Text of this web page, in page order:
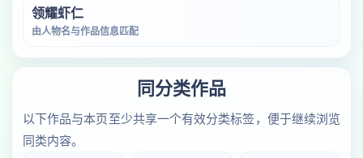
领耀虾仁
由人物名与作品信息匹配
同分类作品
以下作品与本页至少共享一个有效分类标签，便于继续浏览
同类内容。